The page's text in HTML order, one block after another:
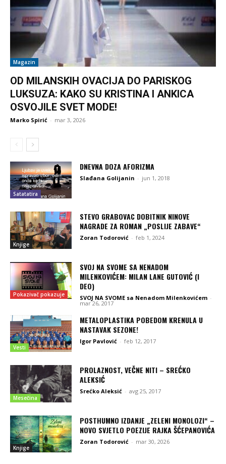
Magazin
OD MILANSKIH OVACIJA DO PARISKOG
LUKSUZA: KAKO SU KRISTINA I ANKICA
OSVOJILE SVET MODE!
Marko Spirić - mar 3, 2026
Satatatira
DNEVNA DOZA AFORIZMA
Slađana Golijanin - jun 1, 2018
Knjige
STEVO GRABOVAC DOBITNIK NINOVE
NAGRADE ZA ROMAN „POSLIJE ZABAVE“
Zoran Todorović - feb 1, 2024
Pokazivač pokazuje
SVOJ NA SVOME SA NENADOM
MILENKOVIĆEM: MILAN LANE GUTOVIĆ (I
DEO)
SVOJ NA SVOME sa Nenadom Milenkovićem -
mar 26, 2017
Vesti
METALOPLASTIKA POBEDOM KRENULA U
NASTAVAK SEZONE!
Igor Pavlović - feb 12, 2017
Mesečina
PROLAZNOST, VEČNE NITI – SREĆKO
ALEKSIĆ
Srećko Aleksić - avg 25, 2017
Knjige
POSTHUMNO IZDANJE „ZELENI MONOLOZI“ –
NOVO SVJETLO POEZIJE RAJKA ŠĆEPANOVIĆA
Zoran Todorović - mar 30, 2026